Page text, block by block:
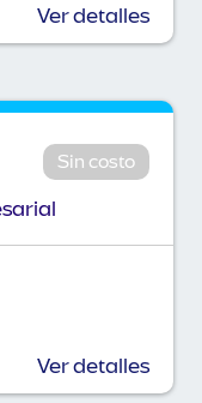
Ver detalles
Sin costo
Ver detalles